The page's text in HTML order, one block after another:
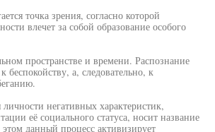
точка зрения, согласно которой
влечет за собой образование особого
пространстве и времени. Распознание
беспокойству, а, следовательно, к
негативных характеристик,
её социального статуса, носит название
данный процесс активизирует